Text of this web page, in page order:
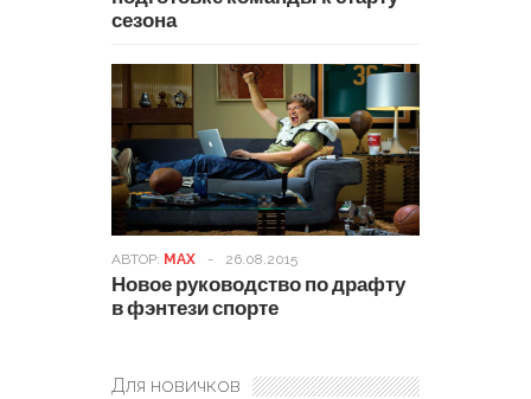
сезона
АВТОР: MAX - 26.08.2015
Новое руководство по драфту
в фэнтези спорте
Для новичков